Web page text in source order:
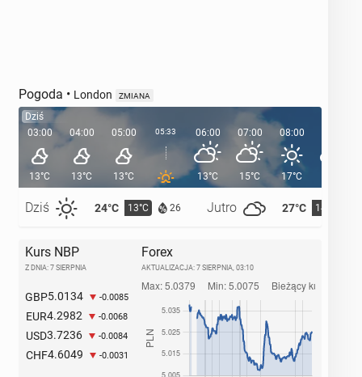
Pogoda • London ZMIANA
Dziś
03:00
13°C
Dziś 24°C 13°C 26 Jutro 27°C 14°C
04:00
13°C
05:00
13°C
05:33 06:00
13°C
07:00
15°C
08:00
17°C
Kurs NBP
Z DNIA: 7 SIERPNIA
GBP5.0134 -0.0085
EUR4.2982 -0.0068
USD3.7236 -0.0084
CHF4.6049 -0.0031
Forex
AKTUALIZACJA: 7 SIERPNIA, 03:10